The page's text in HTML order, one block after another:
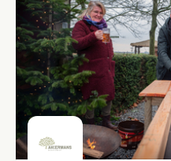
Watersport
Visvijver